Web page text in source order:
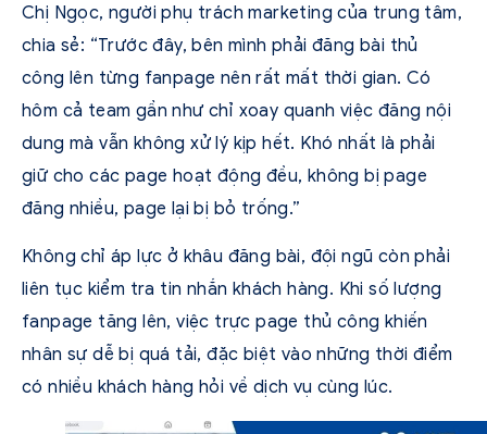
Chị Ngọc, người phụ trách marketing của trung tâm,
chia sẻ: “Trước đây, bên mình phải đăng bài thủ
công lên từng fanpage nên rất mất thời gian. Có
hôm cả team gần như chỉ xoay quanh việc đăng nội
dung mà vẫn không xử lý kịp hết. Khó nhất là phải
giữ cho các page hoạt động đều, không bị page
đăng nhiều, page lại bị bỏ trống.”
Không chỉ áp lực ở khâu đăng bài, đội ngũ còn phải
liên tục kiểm tra tin nhắn khách hàng. Khi số lượng
fanpage tăng lên, việc trực page thủ công khiến
nhân sự dễ bị quá tải, đặc biệt vào những thời điểm
có nhiều khách hàng hỏi về dịch vụ cùng lúc.